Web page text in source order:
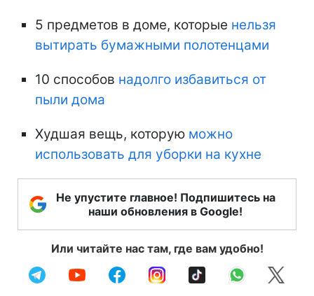
5 предметов в доме, которые нельзя
вытирать бумажными полотенцами
10 способов надолго избавиться от
пыли дома
Худшая вещь, которую можно
использовать для уборки на кухне
Не упустите главное! Подпишитесь на
наши обновления в Google!
Или читайте нас там, где вам удобно!